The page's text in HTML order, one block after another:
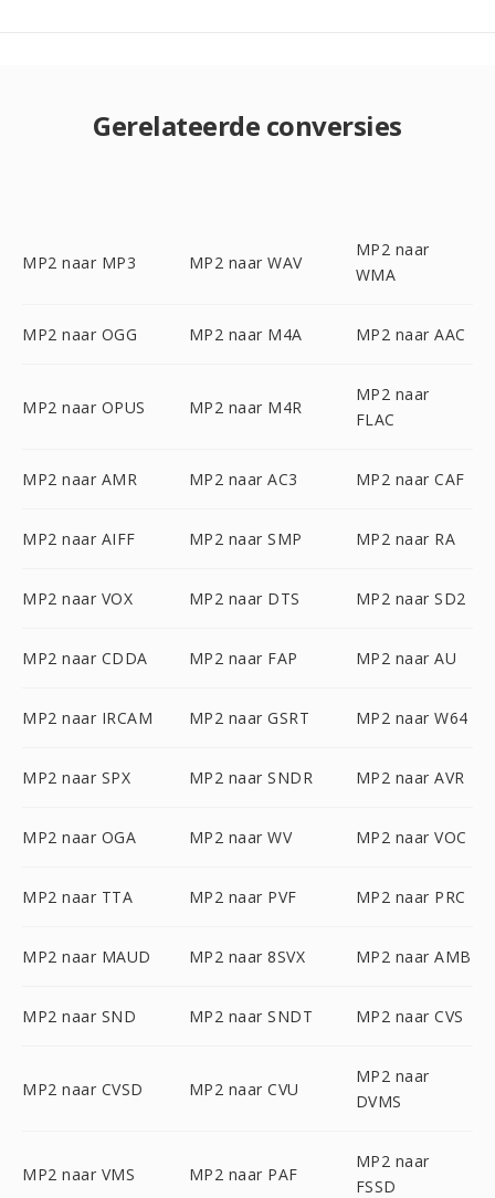
Gerelateerde conversies
MP2 naar MP3 MP2 naar WAV
MP2 naar
WMA
MP2 naar OGG MP2 naar M4A MP2 naar AAC
MP2 naar OPUS MP2 naar M4R
MP2 naar
FLAC
MP2 naar AMR MP2 naar AC3 MP2 naar CAF
MP2 naar AIFF MP2 naar SMP MP2 naar RA
MP2 naar VOX MP2 naar DTS MP2 naar SD2
MP2 naar CDDA MP2 naar FAP MP2 naar AU
MP2 naar IRCAM MP2 naar GSRT MP2 naar W64
MP2 naar SPX MP2 naar SNDR MP2 naar AVR
MP2 naar OGA MP2 naar WV MP2 naar VOC
MP2 naar TTA MP2 naar PVF MP2 naar PRC
MP2 naar MAUD MP2 naar 8SVX MP2 naar AMB
MP2 naar SND MP2 naar SNDT MP2 naar CVS
MP2 naar CVSD MP2 naar CVU
MP2 naar
DVMS
MP2 naar VMS MP2 naar PAF
MP2 naar
FSSD